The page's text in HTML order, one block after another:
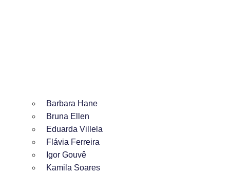
Barbara Hane
Bruna Ellen
Eduarda Villela
Flávia Ferreira
Igor Gouvê
Kamila Soares